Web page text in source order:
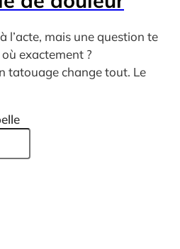
l’acte, mais une question te
exactement ?
tatouage change tout. Le